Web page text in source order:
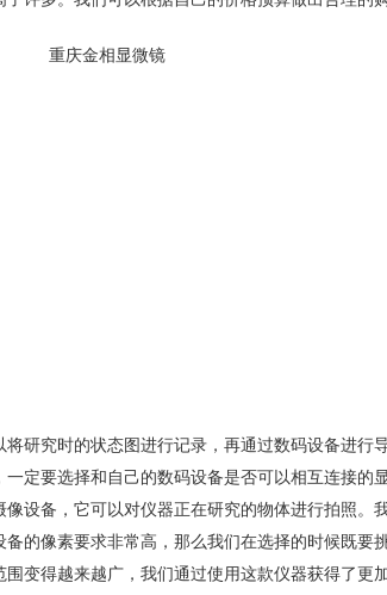
将研究时的状态图进行记录，再通过数码设备进
定要选择和自己的数码设备是否可以相互连接的
像设备，它可以对仪器正在研究的物体进行拍照
备的像素要求非常高，那么我们在选择的时候既
围变得越来越广，我们通过使用这款仪器获得了